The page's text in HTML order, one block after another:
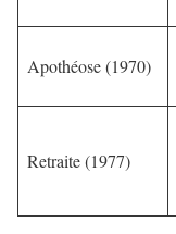
Apothéose (1970)
Retraite (1977)